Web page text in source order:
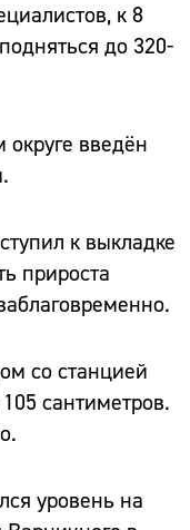
к 8
до 320-
округе введён
к выкладке
прироста
со станцией
сантиметров.
уровень на